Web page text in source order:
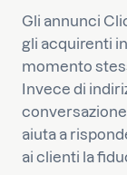
Gli annunci
gli acquirenti
momento
Invece di
aiuta a
ai clienti la